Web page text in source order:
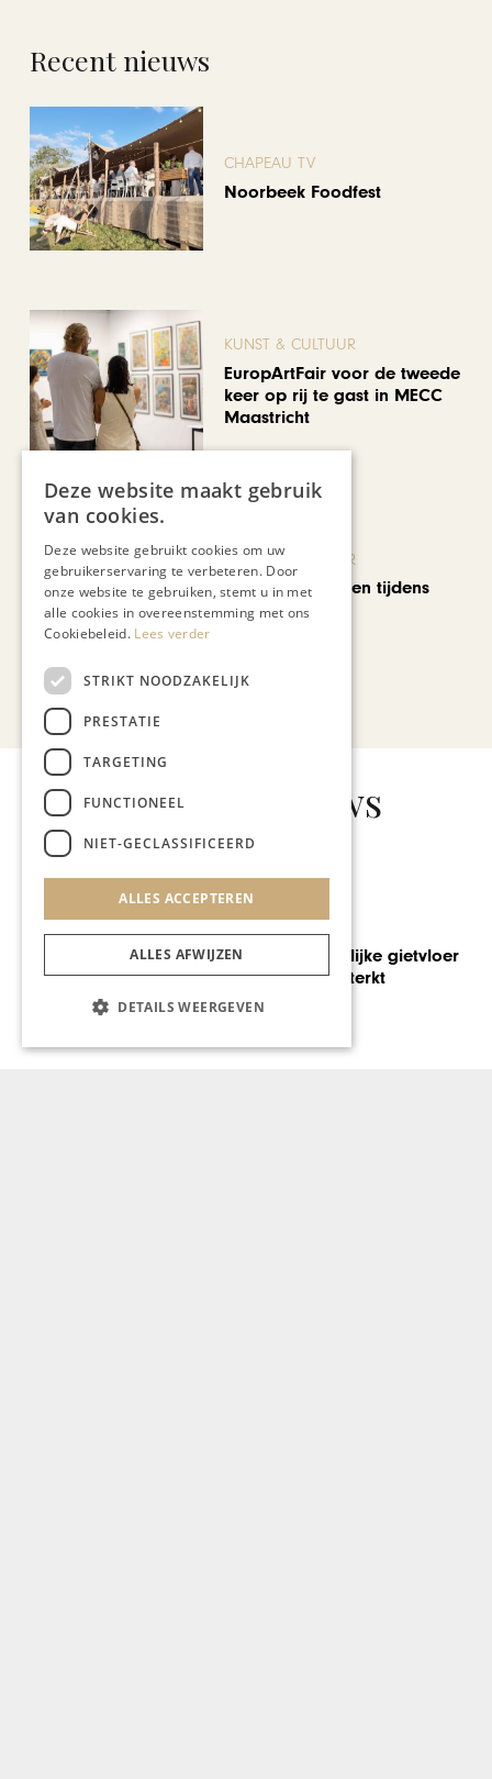
Recent nieuws
CHAPEAU TV
Noorbeek Foodfest
KUNST & CULTUUR
EuropArtFair voor de tweede
keer op rij te gast in MECC
Maastricht
KUNST & CULTUUR
Wereldse beelden tijdens
Cultura Nova
Bekijk alle artikelen
Gerelateerd nieuws
Hoe een natuurlijke gietvloer
je interieur versterkt
Deze website maakt gebruik
van cookies.
Deze website gebruikt cookies om uw
gebruikerservaring te verbeteren. Door
onze website te gebruiken, stemt u in met
alle cookies in overeenstemming met ons
Cookiebeleid. Lees verder
STRIKT NOODZAKELIJK
PRESTATIE
TARGETING
FUNCTIONEEL
NIET-GECLASSIFICEERD
ALLES ACCEPTEREN
ALLES AFWIJZEN
DETAILS WEERGEVEN